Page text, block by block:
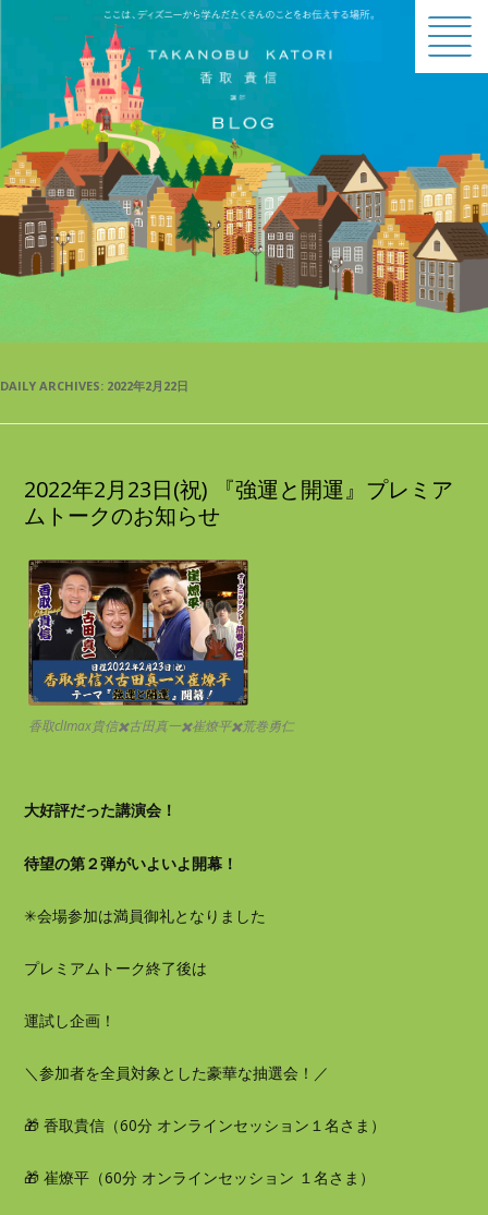
BLOG
DAILY ARCHIVES: 2022年2月22日
2022年2月23日(祝) 『強運と開運』プレミア
ムトークのお知らせ
香取clImax貴信✖️古田真一✖️崔燎平✖️荒巻勇仁
大好評だった講演会！
待望の第２弾がいよいよ開幕！
✳︎会場参加は満員御礼となりました
プレミアムトーク終了後は
運試し企画！
＼参加者を全員対象とした豪華な抽選会！／
🎁 香取貴信（60分 オンラインセッション１名さま）
🎁 崔燎平（60分 オンラインセッション １名さま）